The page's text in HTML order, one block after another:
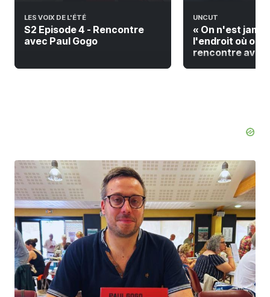
LES VOIX DE L'ÉTÉ
S2 Episode 4 - Rencontre
avec Paul Gogo
UNCUT
« On n'est
l'endroit où on
rencontre avec